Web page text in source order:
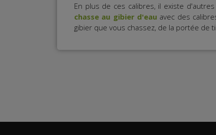
En plus de ces calibres, il existe
chasse au gibier d'eauavec des
gibier que vous chassez, de la portée de